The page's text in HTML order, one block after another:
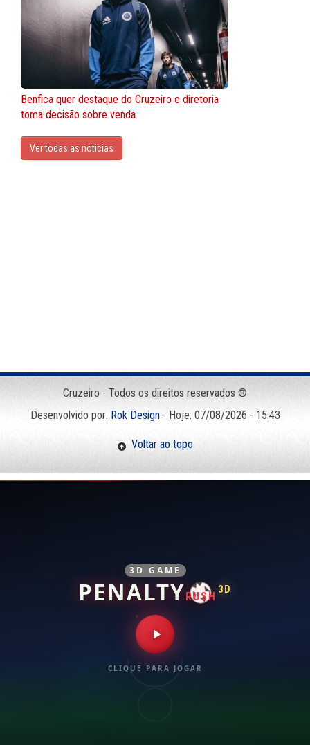
Benfica quer destaque do Cruzeiro e diretoria
toma decisão sobre venda
Ver todas as noticias
Cruzeiro - Todos os direitos reservados ®
Desenvolvido por: Rok Design- Hoje: 07/08/2026 - 15:43
Voltar ao topo
3D GAME
PENALTYRUSH
3D
CLIQUE PARA JOGAR